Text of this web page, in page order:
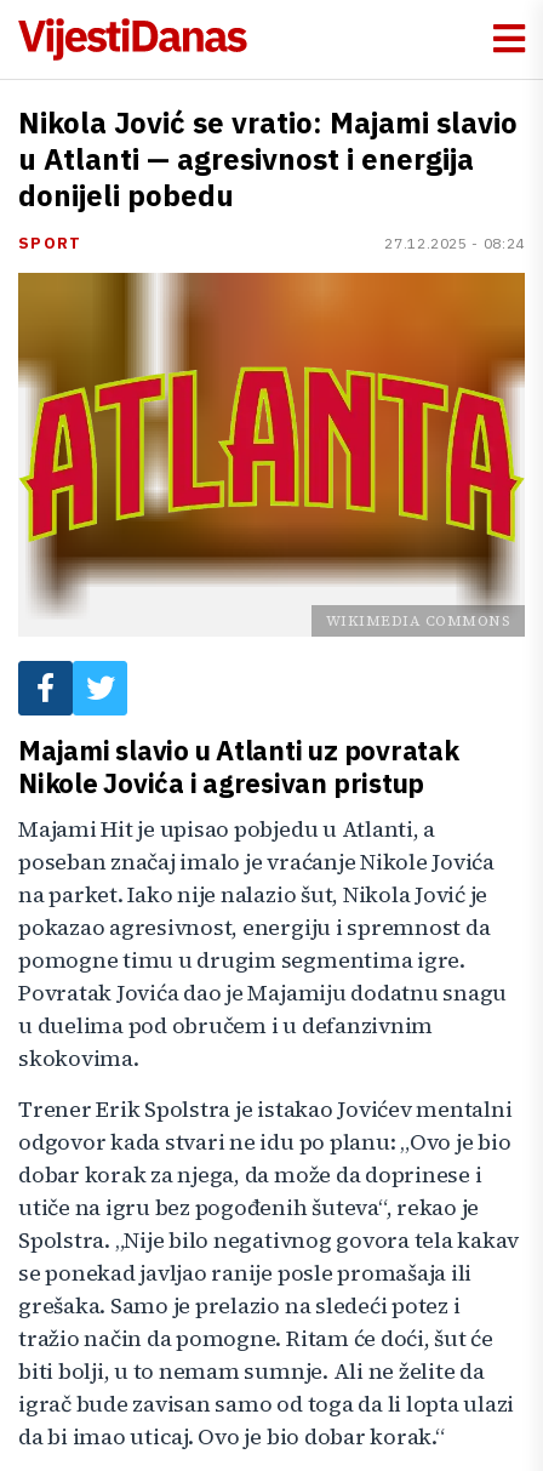
Nikola Jović se vratio: Majami slavio
u Atlanti — agresivnost i energija
donijeli pobedu
SPORT 27.12.2025 - 08:24
WIKIMEDIA COMMONS
Majami slavio u Atlanti uz povratak
Nikole Jovića i agresivan pristup
Majami Hit je upisao pobjedu u Atlanti, a
poseban značaj imalo je vraćanje Nikole Jovića
na parket. Iako nije nalazio šut, Nikola Jović je
pokazao agresivnost, energiju i spremnost da
pomogne timu u drugim segmentima igre.
Povratak Jovića dao je Majamiju dodatnu snagu
u duelima pod obručem i u defanzivnim
skokovima.
Trener Erik Spolstra je istakao Jovićev mentalni
odgovor kada stvari ne idu po planu: „Ovo je bio
dobar korak za njega, da može da doprinese i
utiče na igru bez pogođenih šuteva“, rekao je
Spolstra. „Nije bilo negativnog govora tela kakav
se ponekad javljao ranije posle promašaja ili
grešaka. Samo je prelazio na sledeći potez i
tražio način da pomogne. Ritam će doći, šut će
biti bolji, u to nemam sumnje. Ali ne želite da
igrač bude zavisan samo od toga da li lopta ulazi
da bi imao uticaj. Ovo je bio dobar korak.“